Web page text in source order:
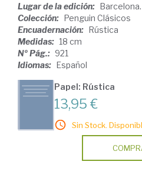
Lugar de la edición:
Colección: Penguin Clásicos
Encuadernación: Rústica
Medidas: 18 cm
Nº Pág.: 921
Idiomas: Español
Papel: Rústica
13,95 €
Sin Stock.